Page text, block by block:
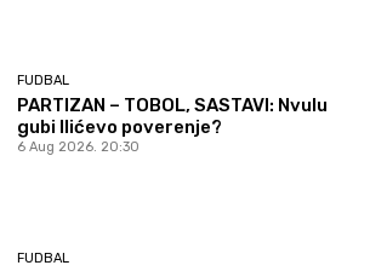
FUDBAL
PARTIZAN – TOBOL, SASTAVI: Nvulu
gubi Ilićevo poverenje?
6 Aug 2026. 20:30
FUDBAL